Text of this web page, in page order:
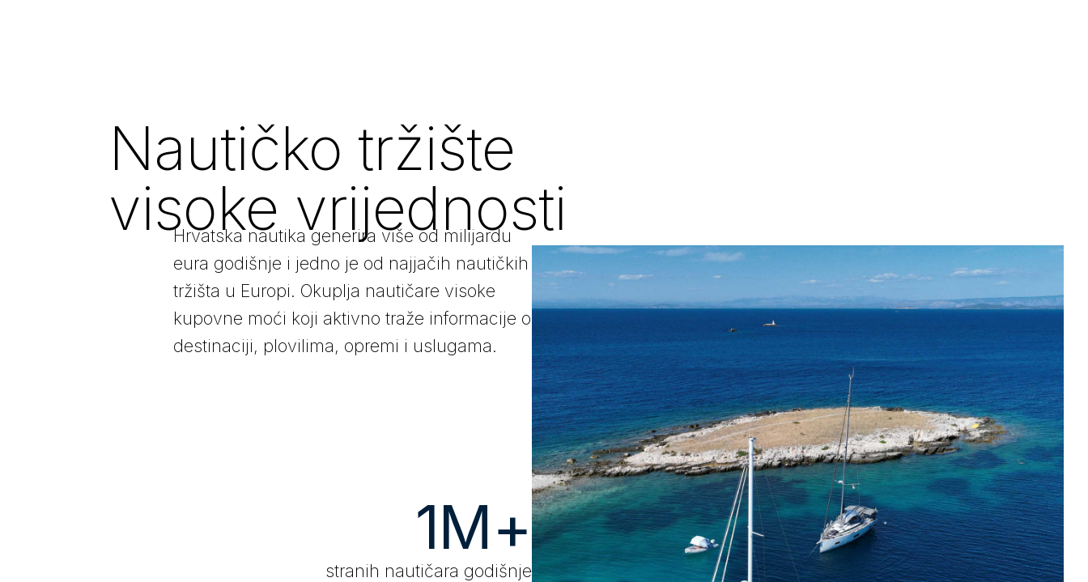
Nautičko tržište
visoke vrijednosti
Hrvatska nautika generira više od milijardu
eura godišnje i jedno je od najjačih nautičkih
tržišta u Europi. Okuplja nautičare visoke
kupovne moći koji aktivno traže informacije o
destinaciji, plovilima, opremi i uslugama.
1M+
stranih nautičara godišnje